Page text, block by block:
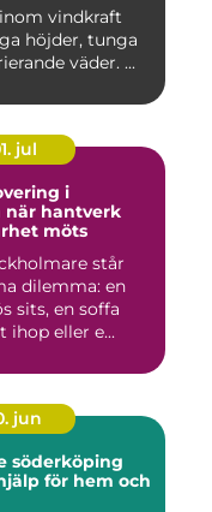
vindkraft
höjder, tunga
väder. ...
jul
i
möts
står
dilemma: en
sits, en soffa
ihop eller e...
jun
söderköping
för hem och